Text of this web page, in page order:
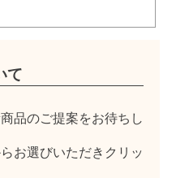
て
品のご提案をお待ちし
お選びいただきクリッ